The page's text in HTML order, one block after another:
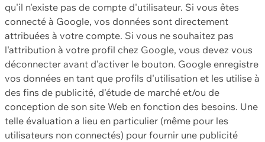
qu'il n'existe pas de compte d'utilisateur. Si vous êtes
connecté à Google, vos données sont directement
attribuées à votre compte. Si vous ne souhaitez pas
l'attribution à votre profil chez Google, vous devez vous
déconnecter avant d'activer le bouton. Google enregistre
vos données en tant que profils d'utilisation et les utilise à
des fins de publicité, d'étude de marché et/ou de
conception de son site Web en fonction des besoins. Une
telle évaluation a lieu en particulier (même pour les
utilisateurs non connectés) pour fournir une publicité